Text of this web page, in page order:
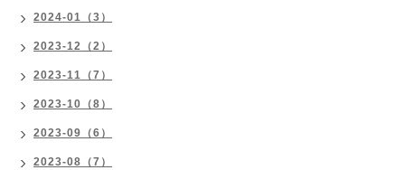
2024-01（3）
2023-12（2）
2023-11（7）
2023-10（8）
2023-09（6）
2023-08（7）